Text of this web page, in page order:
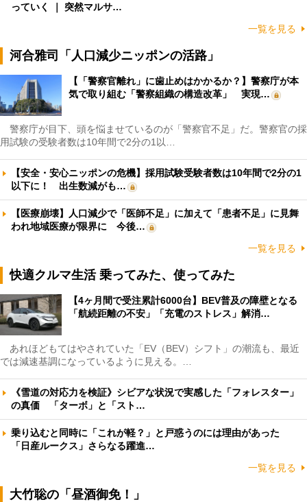
っていく ｜ 突然マルサ…
一覧を見る
河合雅司「人口減少ニッポンの活路」
【「警察官離れ」に歯止めはかかるか？】警察庁が本
気で取り組む「警察組織の構造改革」 実現…
警察庁が目下、頭を悩ませているのが「警察官不足」だ。警察官の採
用試験の受験者数は10年間で2分の1以…
【安全・安心ニッポンの危機】採用試験受験者数は10年間で2分の1
以下に！ 出生数減がも…
【医療崩壊】人口減少で「医師不足」に加えて「患者不足」に見舞
われ地域医療が限界に 今後…
一覧を見る
快適クルマ生活 乗ってみた、使ってみた
【4ヶ月間で受注累計6000台】BEV普及の障壁となる
「航続距離の不安」「充電のストレス」解消…
あれほどもてはやされていた「EV（BEV）シフト」の潮流も、最近
では減速基調になっているように見える。…
《雪道の対応力を検証》シビアな状況で実感した「フォレスター」
の真価 「ターボ」と「スト…
乗り込むと同時に「これが軽？」と戸惑うのには理由があった
「日産ルークス」さらなる躍進…
一覧を見る
大竹聡の「昼酒御免！」